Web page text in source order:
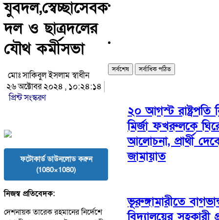
যুবদল,স্বেচ্ছাসেবক
দল ও ছাত্রদলের
যৌথ কর্মীসভা
মোঃ সাকিবুল ইসলাম স্বাধীন
২৬ অক্টোবর ২০২৪ , ১০:২৪:১৪
প্রিন্ট সংস্করণ
ফটোকার্ড ডাউনলোড করুন
(1080×1080)
নিজস্ব প্রতিবেদক:
দেশনায়ক তারেক রহমানের নির্দেশে
সর্বশেষ সর্বাধিক পঠিত
২০ আগস্ট রাষ্ট্রপতি
মির্জা ফখরুলকে
আলোচনা, প্রার্থী
জামায়াত
ভূরুঙ্গামারীতে
বিদ্যালয়ের সহকারী